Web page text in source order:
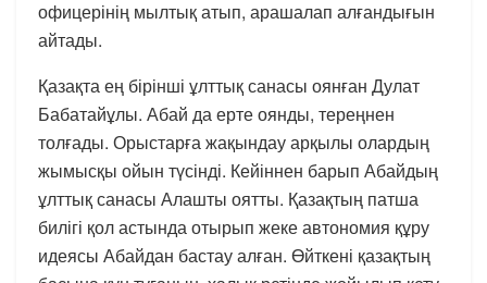
офицерінің мылтық атып, арашалап алғандығын
айтады.
Қазақта ең бірінші ұлттық санасы оянған Дулат
Бабатайұлы. Абай да ерте оянды, тереңнен
толғады. Орыстарға жақындау арқылы олардың
жымысқы ойын түсінді. Кейіннен барып Абайдың
ұлттық санасы Алашты оятты. Қазақтың патша
билігі қол астында отырып жеке автономия құру
идеясы Абайдан бастау алған. Өйткені қазақтың